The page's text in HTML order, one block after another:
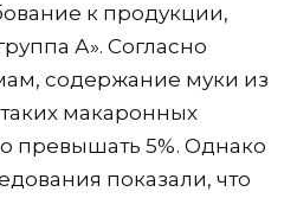
к продукции,
А». Согласно
содержание муки из
макаронных
превышать 5%. Однако
показали, что